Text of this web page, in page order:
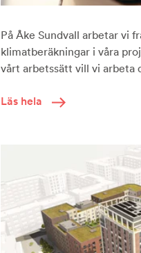
På Åke Sundvall arbetar vi
klimatberäkningar i våra
vårt arbetssätt vill vi arbeta
Läs hela